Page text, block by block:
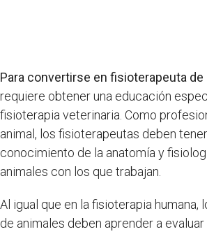
Para convertirse en fisioterapeuta de
requiere obtener una educación
fisioterapia veterinaria. Como
animal, los fisioterapeutas deben
conocimiento de la anatomía y
animales con los que trabajan.
Al igual que en la fisioterapia humana,
de animales deben aprender a